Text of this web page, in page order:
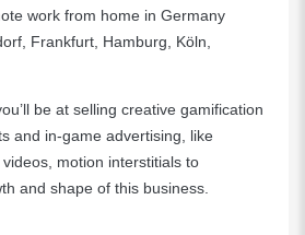
work from home in Germany
Frankfurt, Hamburg, Köln,
be at selling creative gamification
and in-game advertising, like
motion interstitials to
and shape of this business.